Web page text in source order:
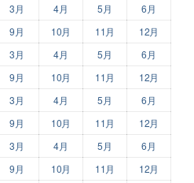
3月 4月 5月
6月
9月 10月 11月 12月
3月 4月 5月
6月
9月 10月 11月 12月
3月 4月 5月
6月
9月 10月 11月 12月
3月 4月 5月
6月
9月 10月 11月 12月